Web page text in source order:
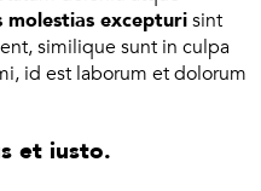
excepturisint
similique sunt in culpa
id est laborum et dolorum
et iusto.